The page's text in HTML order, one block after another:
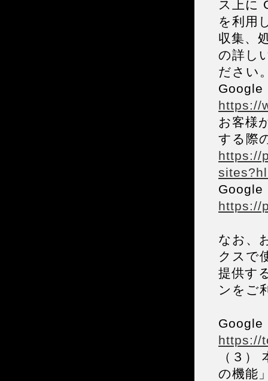
ス上に
を利用
収集、
の詳し
ださい
Google
https://
お客様
する際
https://
Google
https://
なお、
クスで
提供す
ンをご
Google
https://
（３
の機能